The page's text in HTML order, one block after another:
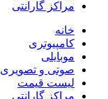
مراکز گارانتی
خانه
کامپیوتری
موبایلی
صوتی و تصویری
لیست قیمت
مراکز گارانتی